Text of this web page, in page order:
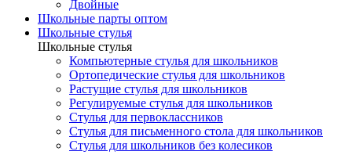
Двойные
Школьные парты оптом
Школьные стулья
Школьные стулья
Компьютерные стулья для школьников
Ортопедические стулья для школьников
Растущие стулья для школьников
Регулируемые стулья для школьников
Стулья для первоклассников
Стулья для письменного стола для школьников
Стулья для школьников без колесиков